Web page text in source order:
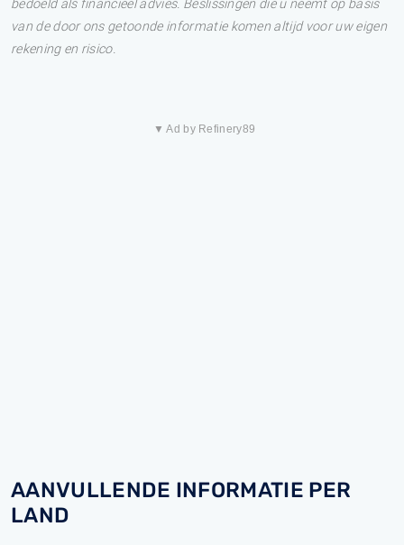
bedoeld als financieel advies. Beslissingen die u neemt op basis
van de door ons getoonde informatie komen altijd voor uw eigen
rekening en risico.
▼ Ad by Refinery89
AANVULLENDE INFORMATIE PER
LAND